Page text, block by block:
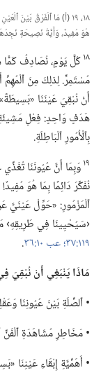
١٨،‏ ١٩ (‏أ)‏ مَا ٱلْفَرْقُ بَيْنَ
هُوَ مُفِيدٌ،‏ وَأَيَّةُ نَصِيحَةٍ
١٨كُلَّ يَوْمٍ،‏ نُصَادِفُ كَمًّا
مُسْتَمِرٍّ.‏ لِذلِكَ مِنَ
أَنْ نُبْقِيَ عَيْنَنَا
هَدَفٍ وَاحِدٍ:‏ فِعْلِ مَشِيئَةِ
بِٱلْأُمُورِ ٱلْبَاطِلَةِ.‏
١٩وَبِمَا أَنَّ عُيُونَنَا
نُفَكِّرَ دَائِمًا بِمَا هُوَ
ٱلْمَزْمُورِ:‏ «حَوِّلْ عَيْنَيَّ
‹سَيُحْيِينَا فِي طَرِيقِهِ›
١١٩:‏٣٧؛‏
عب ١٠:‏٣٦
‏.‏
مَاذَا يَنْبَغِي أَنْ نُبْقِيَ
‏• ٱلصِّلَةِ بَيْنَ عُيُونِنَا
‏• مَخَاطِرِ مُشَاهَدَةِ ٱلْفَنِّ
‏• أَهَمِّيَّةِ إِبْقَاءِ عَيْنِنَا